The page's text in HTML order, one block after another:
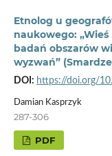
Etnolog u
naukowego:
badań obszarów
wyzwań”
DOI: https://doi.org/
Damian Kasprzyk
287-306
PDF